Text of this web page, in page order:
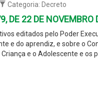
Categoria: Decreto
DE 22 DE NOVEMBRO
editados pelo Poder
e do aprendiz, e sobre o
Criança e o Adolescente e